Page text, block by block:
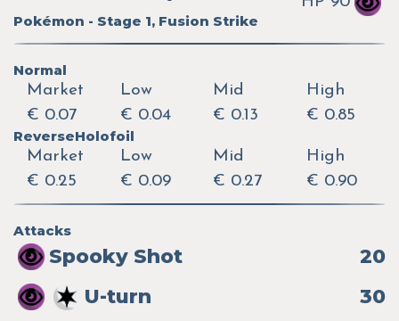
Pokémon - Stage 1, Fusion Strike
Normal
Market
€ 0.07
Low
€ 0.04
Mid
€ 0.13
High
€ 0.85
ReverseHolofoil
Market
€ 0.25
Low
€ 0.09
Mid
€ 0.27
High
€ 0.90
Attacks
Spooky Shot
20
U-turn
30